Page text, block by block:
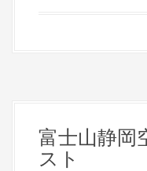
富士山静岡
スト